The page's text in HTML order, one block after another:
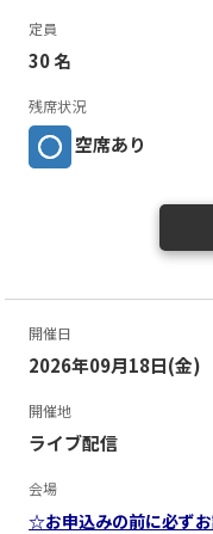
定員
30 名
残席状況
空席あり
開催日
2026年09月18日(金)
開催地
ライブ配信
会場
☆お申込みの前に必ず